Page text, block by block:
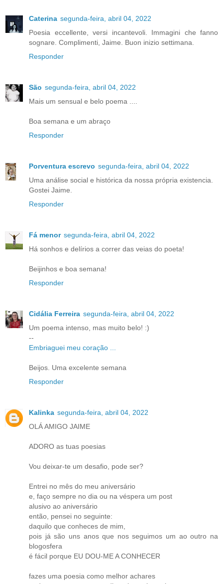
Caterina segunda-feira, abril 04, 2022
Poesia eccellente, versi incantevoli. Immagini che fanno
sognare. Complimenti, Jaime. Buon inizio settimana.
Responder
São segunda-feira, abril 04, 2022
Mais um sensual e belo poema ....
Boa semana e um abraço
Responder
Porventura escrevo segunda-feira, abril 04, 2022
Uma análise social e histórica da nossa própria existencia.
Gostei Jaime.
Responder
Fá menor segunda-feira, abril 04, 2022
Há sonhos e delírios a correr das veias do poeta!
Beijinhos e boa semana!
Responder
Cidália Ferreira segunda-feira, abril 04, 2022
Um poema intenso, mas muito belo! :)
--
Embriaguei meu coração ...
Beijos. Uma excelente semana
Responder
Kalinka segunda-feira, abril 04, 2022
OLÁ AMIGO JAIME
ADORO as tuas poesias
Vou deixar-te um desafio, pode ser?
Entrei no mês do meu aniversário
e, faço sempre no dia ou na véspera um post
alusivo ao aniversário
então, pensei no seguinte:
daquilo que conheces de mim,
pois já são uns anos que nos seguimos um ao outro na
blogosfera
é fácil porque EU DOU-ME A CONHECER
fazes uma poesia como melhor achares